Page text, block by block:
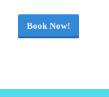
Book Now!